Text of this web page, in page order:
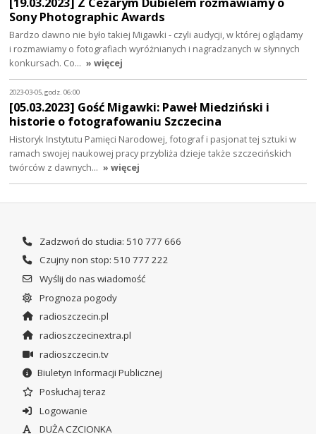
Sony Photographic Awards
Bardzo dawno nie było takiej Migawki - czyli audycji, w której oglądamy
i rozmawiamy o fotografiach wyróżnianych i nagradzanych w słynnych
konkursach. Co… » więcej
2023-03-05, godz. 06:00
[05.03.2023] Gość Migawki: Paweł Miedziński i
historie o fotografowaniu Szczecina
Historyk Instytutu Pamięci Narodowej, fotograf i pasjonat tej sztuki w
ramach swojej naukowej pracy przybliża dzieje także szczecińskich
twórców z dawnych… » więcej
Zadzwoń do studia: 510 777 666
Czujny non stop: 510 777 222
Wyślij do nas wiadomość
Prognoza pogody
radioszczecin.pl
radioszczecinextra.pl
radioszczecin.tv
Biuletyn Informacji Publicznej
Posłuchaj teraz
Logowanie
DUŻA CZCIONKA